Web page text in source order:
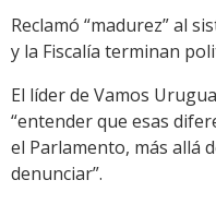
Reclamó “madurez” al
y la Fiscalía terminan
El líder de Vamos
“entender que esas
el Parlamento, más allá
denunciar”.